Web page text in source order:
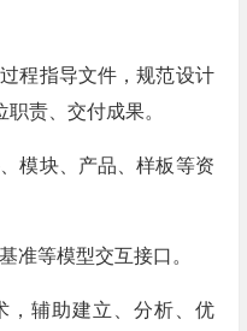
程指导文件，规范设计
责、交付成果。
模块、产品、样板等资
准等模型交互接口。
，辅助建立、分析、优